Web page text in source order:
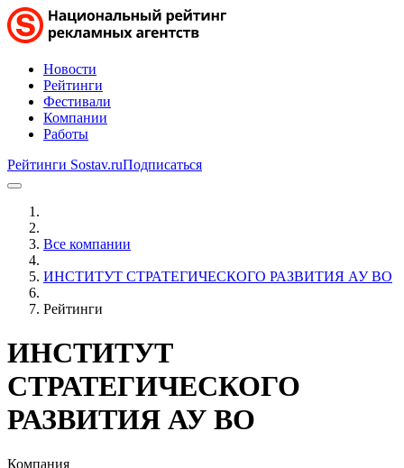
Новости
Рейтинги
Фестивали
Компании
Работы
Рейтинги Sostav.ruПодписаться
Все компании
ИНСТИТУТ СТРАТЕГИЧЕСКОГО РАЗВИТИЯ АУ ВО
Рейтинги
ИНСТИТУТ
СТРАТЕГИЧЕСКОГО
РАЗВИТИЯ АУ ВО
Компания